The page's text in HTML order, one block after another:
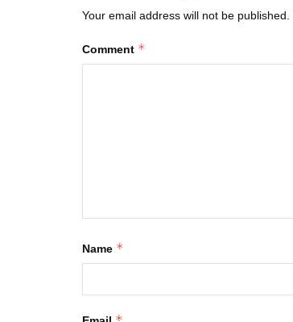
Your email address will not be published.
Comment *
Name *